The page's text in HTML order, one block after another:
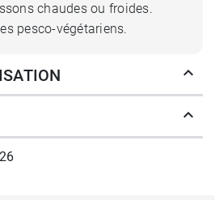
chaudes ou froides.
pesco-végétariens.
de la poudre
Proteins